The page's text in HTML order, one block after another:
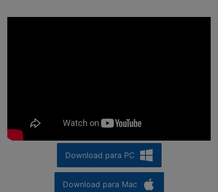
Download para PC
Download para Mac